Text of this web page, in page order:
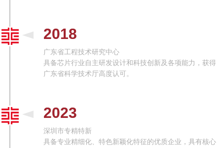
2018
广东省工程技术研究中心
具备芯片行业自主研发设计和科技创新及各项能力，获得
广东省科学技术厅高度认可。
2023
深圳市专精特新
具备专业精细化、特色新颖化特征的优质企业，具有核心